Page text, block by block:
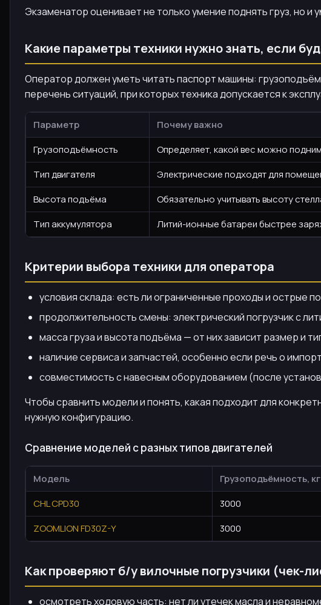
Экзаменатор оценивает не только умение поднять груз, но
Какие параметры техники нужно знать, если
Оператор должен уметь читать паспорт машины:
перечень ситуаций, при которых техника допускается к
Параметр
Почему важно
Грузоподъёмность
Определяет, какой вес можно
Тип двигателя
Электрические подходят для
Высота подъёма
Обязательно учитывать высоту
Тип аккумулятора
Литий-ионные батареи быстрее
Критерии выбора техники для оператора
условия склада: есть ли ограниченные проходы и острые
продолжительность смены: электрический погрузчик с
масса груза и высота подъёма — от них зависит размер и
наличие сервиса и запчастей, особенно если речь о
совместимость с навесным оборудованием (после
Чтобы сравнить модели и понять, какая подходит для
нужную конфигурацию.
Сравнение моделей с разных типов двигателей
Модель Грузоподъёмность, кг
CHL CPD30
3000
ZOOMLION FD30Z-Y
3000
Как проверяют б/у вилочные погрузчики (чек-
осмотреть ходовую часть: нет ли утечек масла и